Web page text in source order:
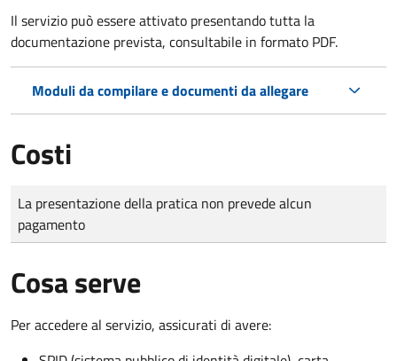
Il servizio può essere attivato presentando tutta la
documentazione prevista, consultabile in formato PDF.
Moduli da compilare e documenti da allegare
Costi
Tipo di pagamento
Importo
La presentazione della pratica non prevede alcun
pagamento
Cosa serve
Per accedere al servizio, assicurati di avere: